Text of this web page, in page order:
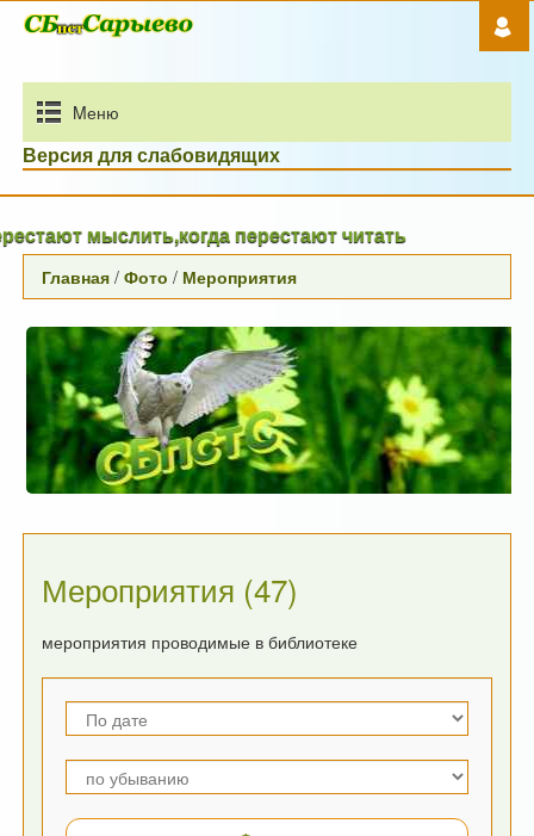
Mеню
Версия для слабовидящих
мыслить,когда перестают читать
Главная /Фото / Мероприятия
Мероприятия (47)
мероприятия проводимые в библиотеке